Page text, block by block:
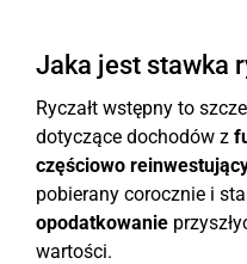
Jaka jest stawka
Ryczałt wstępny to
dotyczące dochodów z
częściowo
pobierany corocznie i
opodatkowanie
wartości.